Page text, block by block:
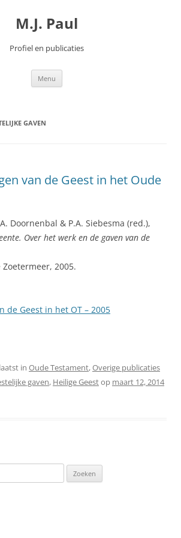
M.J. Paul
Profiel en publicaties
Menu
GAVEN
van de Geest in het Oude
Doornenbal & P.A. Siebesma (red.),
Over het werk en de gaven van de
2005.
de Geest in het OT – 2005
in Oude Testament,Overige publicaties
gaven, Heilige Geestop maart 12, 2014